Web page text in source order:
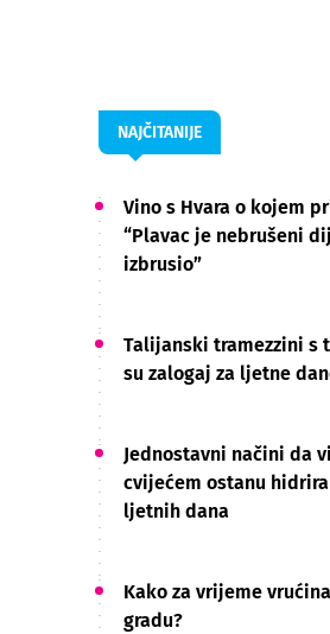
NAJČITANIJE
Vino s Hvara o kojem
“Plavac je nebrušeni
izbrusio”
Talijanski tramezzini s
su zalogaj za ljetne
Jednostavni načini da
cvijećem ostanu
ljetnih dana
Kako za vrijeme
gradu?